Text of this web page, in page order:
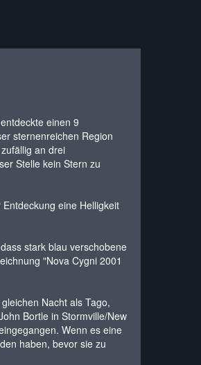
einen 9
sternenreichen Region
an drei
Stelle kein Stern zu
eine Helligkeit
stark blau verschobene
"Nova Cygni 2001
Nacht als Tago,
Bortle in Stormville/New
Wenn es eine
haben, bevor sie zu